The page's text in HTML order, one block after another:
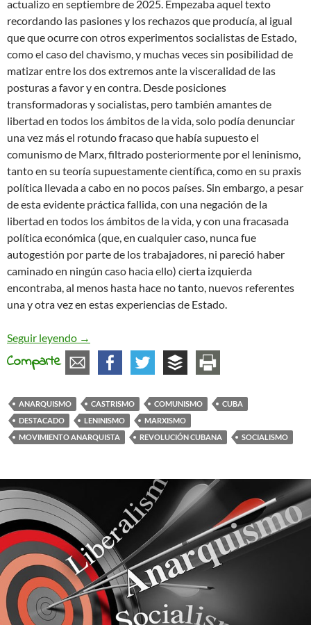
actualizo en septiembre de 2025. Empezaba aquel texto
recordando las pasiones y los rechazos que producía, al igual
que que ocurre con otros experimentos socialistas de Estado,
como el caso del chavismo, y muchas veces sin posibilidad de
matizar entre los dos extremos ante la visceralidad de las
posturas a favor y en contra. Desde posiciones
transformadoras y socialistas, pero también amantes de
libertad en todos los ámbitos de la vida, solo podía denunciar
una vez más el rotundo fracaso que había supuesto el
comunismo de Marx, filtrado posteriormente por el leninismo,
tanto en su teoría supuestamente científica, como en su praxis
política llevada a cabo en no pocos países. Sin embargo, a pesar
de esta evidente práctica fallida, con una negación de la
libertad en todos los ámbitos de la vida, y con una fracasada
política económica (que, en cualquier caso, nunca fue
autogestión por parte de los trabajadores, ni pareció haber
caminado en ningún caso hacia ello) cierta izquierda
encontraba, al menos hasta hace no tanto, nuevos referentes
una y otra vez en estas experiencias de Estado.
Seguir leyendo Cuba, una mirada libertaria y emancipadora
→
Comparte
ANARQUISMO CASTRISMO COMUNISMO
CUBA
DESTACADO
LENINISMO
MARXISMO
MOVIMIENTO ANARQUISTA
REVOLUCIÓN CUBANA SOCIALISMO